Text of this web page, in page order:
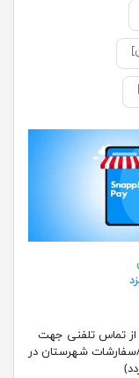
پس از تماس تلفنی جهت
سفارشات شهرستان در